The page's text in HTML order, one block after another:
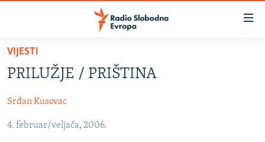
Pređite
glavni
Pređite
na
BOSNA I HERCEGOVINA
SRBIJA
KOSOVO
VIJESTI
PRILUŽJE / PRIŠTINA
Srđan Kusovac
4. februar/veljača, 2006.